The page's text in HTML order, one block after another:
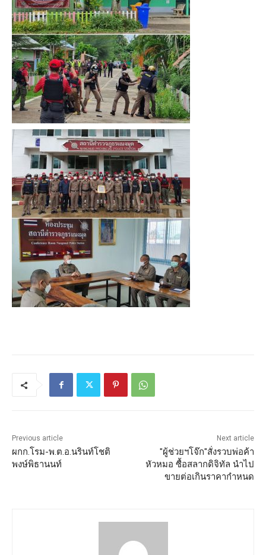
Previous article
ผกก.โรม-พ.ต.อ.นรินท์โชติ
พงษ์พิธานนท์
Next article
"ผู้ช่วยฯโจ๊ก"สั่งรวบพ่อค้า
หัวหมอ ซื้อสลากดิจิทัล นำไป
ขายต่อเกินราคากำหนด